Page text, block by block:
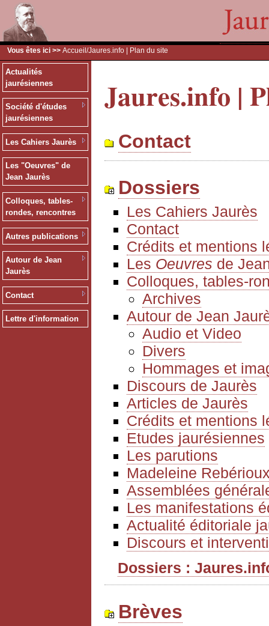
Vous êtes ici >> Accueil /Jaures.info | Plan du site
Actualités
jaurésiennes
Société d'études
jaurésiennes
Les Cahiers Jaurès
Les "Oeuvres" de
Jean Jaurès
Colloques, tables-
rondes, rencontres
Autres publications
Autour de Jean
Jaurès
Contact
Lettre d'information
Jaures.info |
Contact
Dossiers
Les Cahiers Jaurès
Contact
Crédits et mentions
Les Oeuvres de
Colloques, tables-
Archives
Autour de Jean
Audio et Video
Divers
Hommages et
Discours de Jaurès
Articles de Jaurès
Crédits et mentions
Etudes jaurésiennes
Les parutions
Madeleine
Assemblées
Les manifestations
Actualité éditoriale
Discours et
Dossiers :
Brèves